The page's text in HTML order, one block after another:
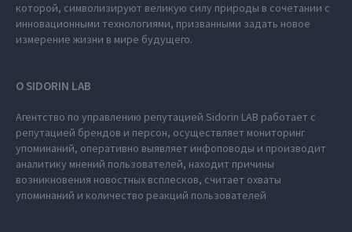
которой, символизируют великую силу природы в сочетании с
инновационными технологиями, призванными задать новое
измерение жизни в мире будущего.
О SIDORIN LAB
Агентство по управлению репутацией Sidorin LAB работает с
репутацией брендов и персон, осуществляет мониторинг
упоминаний, оперативно выявляет инфоповоды и производит
аналитику мнений пользователей, находит причины
возникновения новостных всплесков, считает охваты
упоминаний и количество реакций пользователей